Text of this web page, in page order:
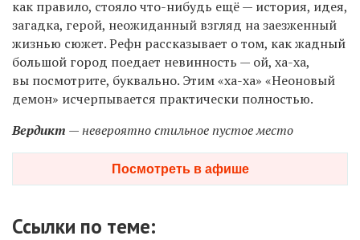
как правило, стояло что-нибудь ещё — история, идея,
загадка, герой, неожиданный взгляд на заезженный
жизнью сюжет. Рефн рассказывает о том, как жадный
большой город поедает невинность — ой, ха-ха,
вы посмотрите, буквально. Этим «ха-ха» «Неоновый
демон» исчерпывается практически полностью.
Вердикт — невероятно стильное пустое место
Посмотреть в афише
Ссылки по теме: